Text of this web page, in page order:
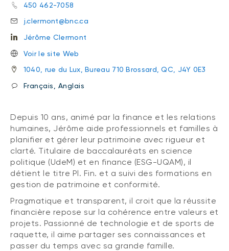
450 462-7058
j.clermont@bnc.ca
Jérôme Clermont
Voir le site Web
1040, rue du Lux, Bureau 710 Brossard, QC, J4Y 0E3
Français, Anglais
Depuis 10 ans, animé par la finance et les relations
humaines, Jérôme aide professionnels et familles à
planifier et gérer leur patrimoine avec rigueur et
clarté. Titulaire de baccalauréats en science
politique (UdeM) et en finance (ESG-UQAM), il
détient le titre Pl. Fin. et a suivi des formations en
gestion de patrimoine et conformité.
Pragmatique et transparent, il croit que la réussite
financière repose sur la cohérence entre valeurs et
projets. Passionné de technologie et de sports de
raquette, il aime partager ses connaissances et
passer du temps avec sa grande famille.